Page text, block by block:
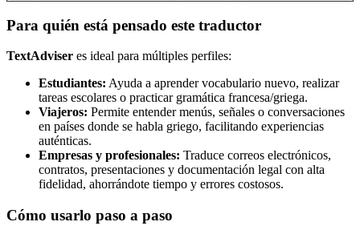
Para quién está pensado este traductor
TextAdviser es ideal para múltiples perfiles:
Estudiantes: Ayuda a aprender vocabulario nuevo, realizar
tareas escolares o practicar gramática francesa/griega.
Viajeros: Permite entender menús, señales o conversaciones
en países donde se habla griego, facilitando experiencias
auténticas.
Empresas y profesionales: Traduce correos electrónicos,
contratos, presentaciones y documentación legal con alta
fidelidad, ahorrándote tiempo y errores costosos.
Cómo usarlo paso a paso